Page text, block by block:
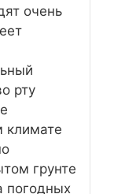
очень
рту
климате
грунте
погодных